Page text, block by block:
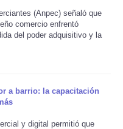
(Anpec) señaló que
comercio enfrentó
del poder adquisitivo y la
a barrio: la capacitación
y digital permitió que